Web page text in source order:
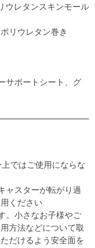
ウレタンスキンモール
リウレタン巻き
サポートシート、グ
ではご使用にならな
ャスターが転がり過
ください
。小さなお子様やご
方法などについて取
だけるよう安全面を